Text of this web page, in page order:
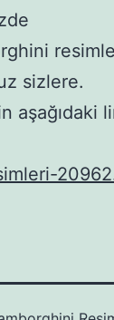
sizlere.
aşağıdaki